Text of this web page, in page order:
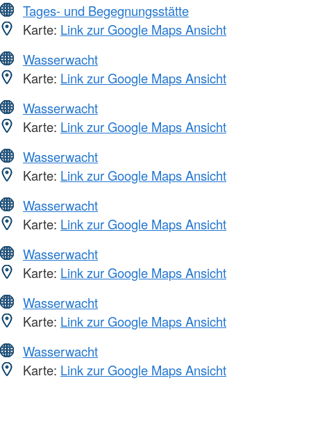
Tages- und Begegnungsstätte
Karte: Link zur Google Maps Ansicht
Wasserwacht
Karte: Link zur Google Maps Ansicht
Wasserwacht
Karte: Link zur Google Maps Ansicht
Wasserwacht
Karte: Link zur Google Maps Ansicht
Wasserwacht
Karte: Link zur Google Maps Ansicht
Wasserwacht
Karte: Link zur Google Maps Ansicht
Wasserwacht
Karte: Link zur Google Maps Ansicht
Wasserwacht
Karte: Link zur Google Maps Ansicht